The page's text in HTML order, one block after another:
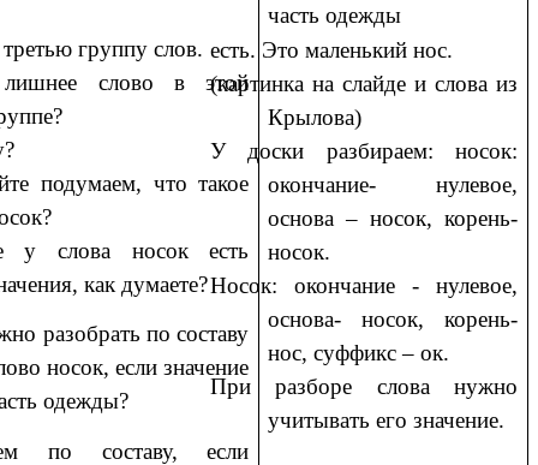
группу слов.
слово в этой
подумаем, что такое
слова носок есть
как думаете?
разобрать по составу
носок, если значение
одежды?
по составу, если
часть одежды
есть. Это маленький нос.
(картинка на слайде и слова из
Крылова)
У доски разбираем: носок:
окончание- нулевое,
основа – носок, корень-
носок.
Носок: окончание - нулевое,
основа- носок, корень-
нос, суффикс – ок.
При разборе слова нужно
учитывать его значение.